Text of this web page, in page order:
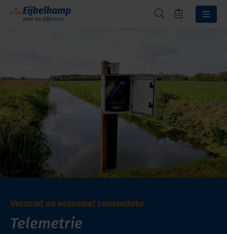
Verzend en verzamel sensordata
Telemetrie